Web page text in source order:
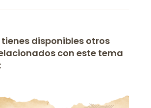
tienes disponibles otros
con este tema